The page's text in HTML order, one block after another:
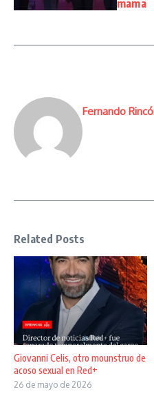
mama
Fernando
Related Posts
Giovanni Celis, otro mounstruo de
acoso sexual en Red+
26 de mayo de 2026